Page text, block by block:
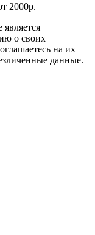
о своих
на их
данные.